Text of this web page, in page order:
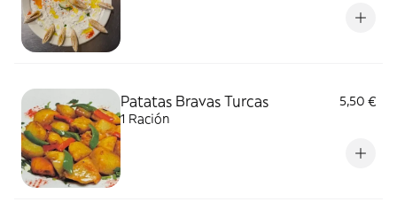
Patatas Bravas Turcas
5,50 €
1 Ración